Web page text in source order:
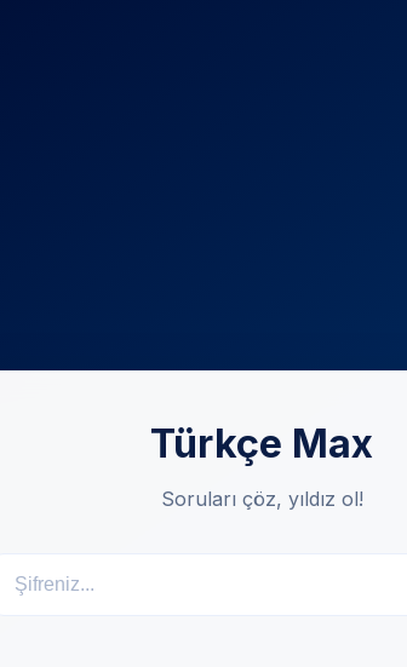
Türkçe Max
Soruları çöz, yıldız ol!